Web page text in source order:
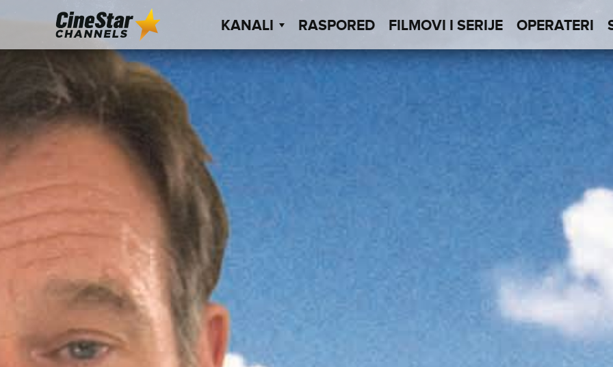
KANALI RASPORED FILMOVI I SERIJE OPERATERI